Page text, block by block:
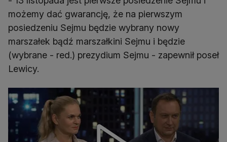
możemy dać gwarancję, że na pierwszym
posiedzeniu Sejmu będzie wybrany nowy
marszałek bądź marszałkini Sejmu i będzie
(wybrane - red.) prezydium Sejmu - zapewnił poseł
Lewicy.